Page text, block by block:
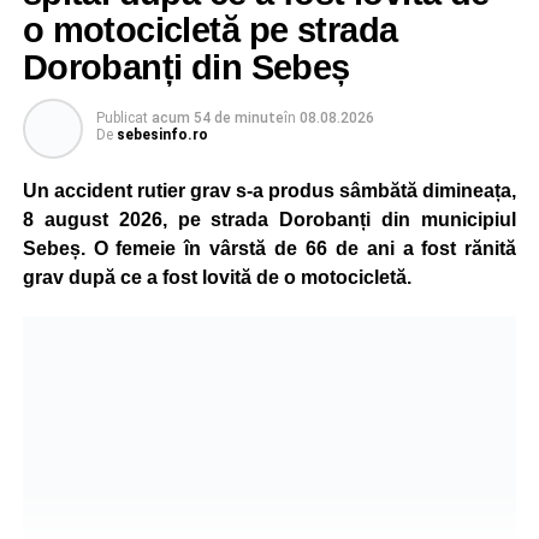
o motocicletă pe strada
Dorobanți din Sebeș
Publicat acum 54 de minuteîn 08.08.2026
De sebesinfo.ro
Un accident rutier grav s-a produs sâmbătă dimineața,
8 august 2026, pe strada Dorobanți din municipiul
Sebeș. O femeie în vârstă de 66 de ani a fost rănită
grav după ce a fost lovită de o motocicletă.